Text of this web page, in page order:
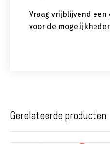
Vraag vrijblijvend
voor de
Gerelateerde producten